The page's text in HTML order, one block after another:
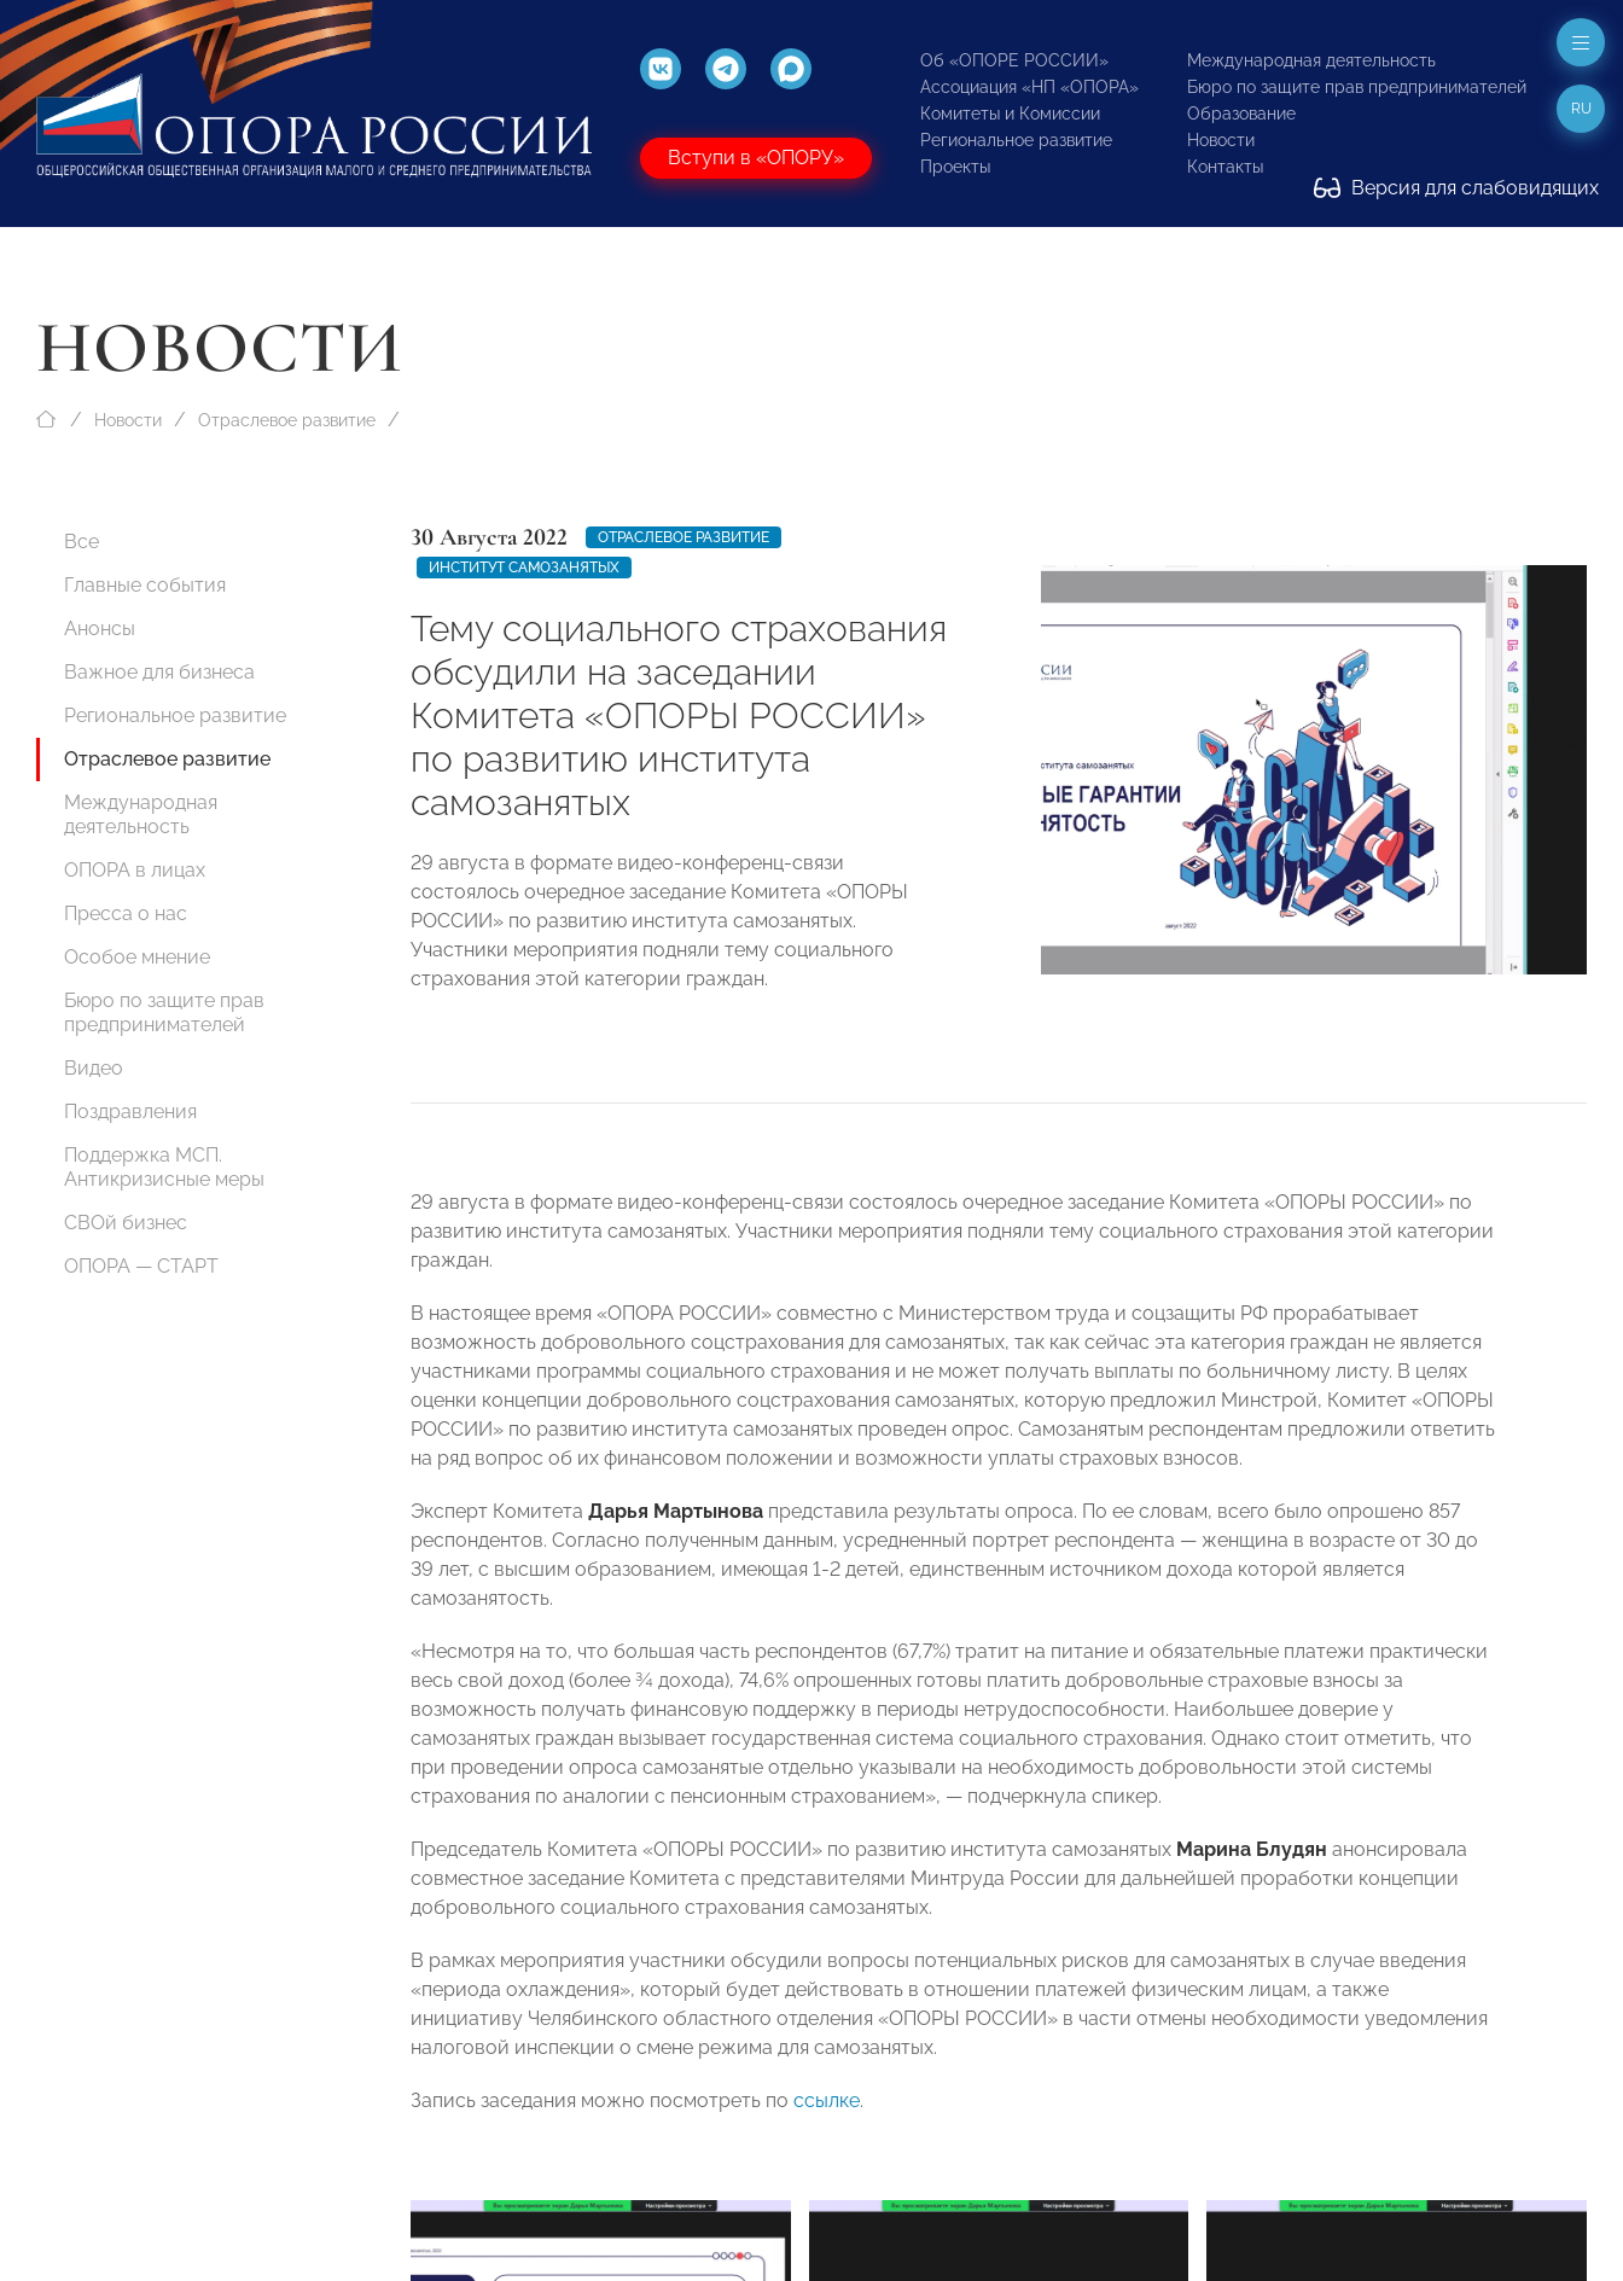
Вступи в «ОПОРУ»
Об «ОПОРЕ РОССИИ»
Ассоциация «НП «ОПОРА»
Комитеты и Комиссии
Региональное развитие
Проекты
Международная деятельность
Бюро по защите прав предпринимателей
Образование
Новости
Контакты
Версия для слабовидящих
RU
НОВОСТИ
Новости Отраслевое развитие
Все
Главные события
Анонсы
Важное для бизнеса
Региональное развитие
Отраслевое развитие
Международная
деятельность
ОПОРА в лицах
Пресса о нас
Особое мнение
Бюро по защите прав
предпринимателей
Видео
Поздравления
Поддержка МСП.
Антикризисные меры
СВОй бизнес
ОПОРА — СТАРТ
30 Августа 2022
ОТРАСЛЕВОЕ РАЗВИТИЕ
ИНСТИТУТ САМОЗАНЯТЫХ
Тему социального страхования
обсудили на заседании
Комитета «ОПОРЫ РОССИИ»
по развитию института
самозанятых
29 августа в формате видео-конференц-связи
состоялось очередное заседание Комитета «ОПОРЫ
РОССИИ» по развитию института самозанятых.
Участники мероприятия подняли тему социального
страхования этой категории граждан.
29 августа в формате видео-конференц-связи состоялось очередное заседание Комитета «ОПОРЫ РОССИИ» по
развитию института самозанятых. Участники мероприятия подняли тему социального страхования этой категории
граждан.
В настоящее время «ОПОРА РОССИИ» совместно с Министерством труда и соцзащиты РФ прорабатывает
возможность добровольного соцстрахования для самозанятых, так как сейчас эта категория граждан не является
участниками программы социального страхования и не может получать выплаты по больничному листу. В целях
оценки концепции добровольного соцстрахования самозанятых, которую предложил Минстрой, Комитет «ОПОРЫ
РОССИИ» по развитию института самозанятых проведен опрос. Самозанятым респондентам предложили ответить
на ряд вопрос об их финансовом положении и возможности уплаты страховых взносов.
Эксперт Комитета Дарья Мартынова представила результаты опроса. По ее словам, всего было опрошено 857
респондентов. Согласно полученным данным, усредненный портрет респондента — женщина в возрасте от 30 до
39 лет, с высшим образованием, имеющая 1-2 детей, единственным источником дохода которой является
самозанятость.
«Несмотря на то, что большая часть респондентов (67,7%) тратит на питание и обязательные платежи практически
весь свой доход (более ¾ дохода), 74,6% опрошенных готовы платить добровольные страховые взносы за
возможность получать финансовую поддержку в периоды нетрудоспособности. Наибольшее доверие у
самозанятых граждан вызывает государственная система социального страхования. Однако стоит отметить, что
при проведении опроса самозанятые отдельно указывали на необходимость добровольности этой системы
страхования по аналогии с пенсионным страхованием», — подчеркнула спикер.
Председатель Комитета «ОПОРЫ РОССИИ» по развитию института самозанятых Марина Блудян анонсировала
совместное заседание Комитета с представителями Минтруда России для дальнейшей проработки концепции
добровольного социального страхования самозанятых.
В рамках мероприятия участники обсудили вопросы потенциальных рисков для самозанятых в случае введения
«периода охлаждения», который будет действовать в отношении платежей физическим лицам, а также
инициативу Челябинского областного отделения «ОПОРЫ РОССИИ» в части отмены необходимости уведомления
налоговой инспекции о смене режима для самозанятых.
Запись заседания можно посмотреть по ссылке.